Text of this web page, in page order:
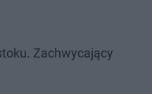
Zachwycający